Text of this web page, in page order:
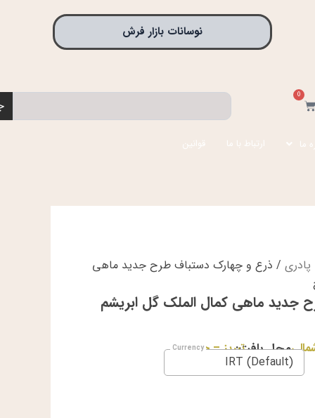
نوسانات بازار فرش
0 جستجو
ما ارتباط با ما قوانین
/ ذرع و چهارک دستباف طرح جدید ماهی
جدید ماهی کمال الملک گل ابریشم
محل بافت:تبریز – خوی
IRT (Default)